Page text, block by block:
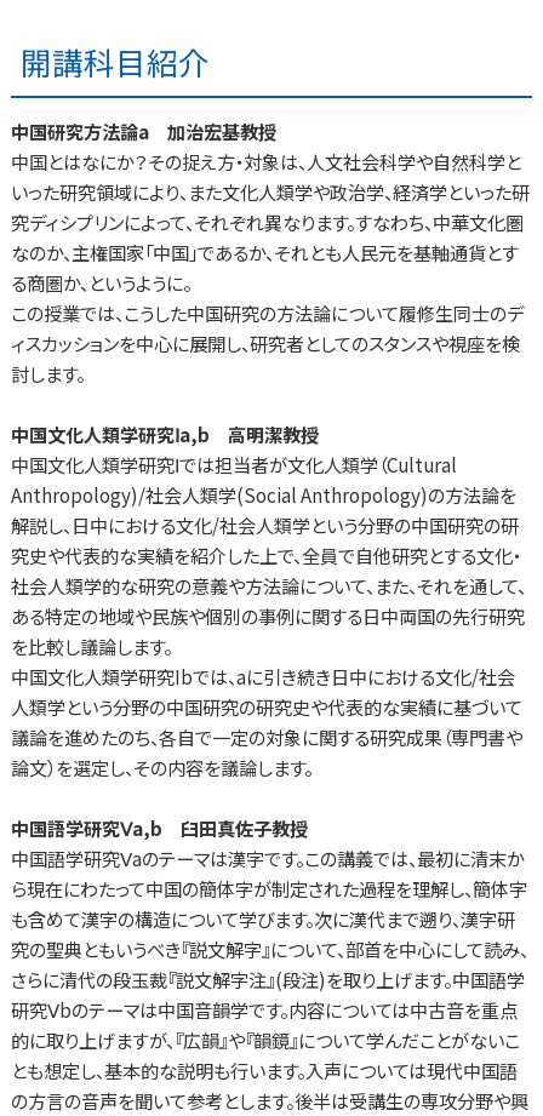
開講科目紹介
中国研究方法論a 加治宏基教授
中国とはなにか？その捉え方・対象は、人文社会科学や自然科学と
いった研究領域により、また文化人類学や政治学、経済学といった研
究ディシプリンによって、それぞれ異なります。すなわち、中華文化圏
なのか、主権国家「中国」であるか、それとも人民元を基軸通貨とす
る商圏か、というように。
この授業では、こうした中国研究の方法論について履修生同士のデ
ィスカッションを中心に展開し、研究者としてのスタンスや視座を検
討します。
中国文化人類学研究Ⅰa,b 高明潔教授
中国文化人類学研究Ⅰでは担当者が文化人類学（Cultural
Anthropology)/社会人類学(Social Anthropology)の方法論を
解説し、日中における文化/社会人類学という分野の中国研究の研
究史や代表的な実績を紹介した上で、全員で自他研究とする文化・
社会人類学的な研究の意義や方法論について、また、それを通して、
ある特定の地域や民族や個別の事例に関する日中両国の先行研究
を比較し議論します。
中国文化人類学研究Ibでは、aに引き続き日中における文化/社会
人類学という分野の中国研究の研究史や代表的な実績に基づいて
議論を進めたのち、各自で一定の対象に関する研究成果（専門書や
論文）を選定し、その内容を議論します。
中国語学研究Ⅴa,b 臼田真佐子教授
中国語学研究Ⅴaのテーマは漢字です。この講義では、最初に清末か
ら現在にわたって中国の簡体字が制定された過程を理解し、簡体字
も含めて漢字の構造について学びます。次に漢代まで遡り、漢字研
究の聖典ともいうべき『説文解字』について、部首を中心にして読み、
さらに清代の段玉裁『説文解字注』(段注)を取り上げます。中国語学
研究Ⅴbのテーマは中国音韻学です。内容については中古音を重点
的に取り上げますが、『広韻』や『韻鏡』について学んだことがないこ
とも想定し、基本的な説明も行います。入声については現代中国語
の方言の音声を聞いて参考とします。後半は受講生の専攻分野や興